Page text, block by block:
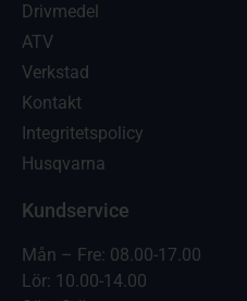
Drivmedel
ATV
Verkstad
Kontakt
Integritetspolicy
Husqvarna
Kundservice
Mån – Fre: 08.00-17.00
Lör: 10.00-14.00